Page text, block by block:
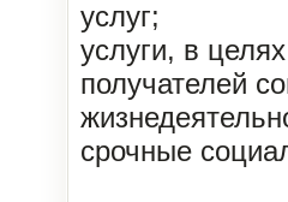
услуг;
услуги, в
получателей
срочные